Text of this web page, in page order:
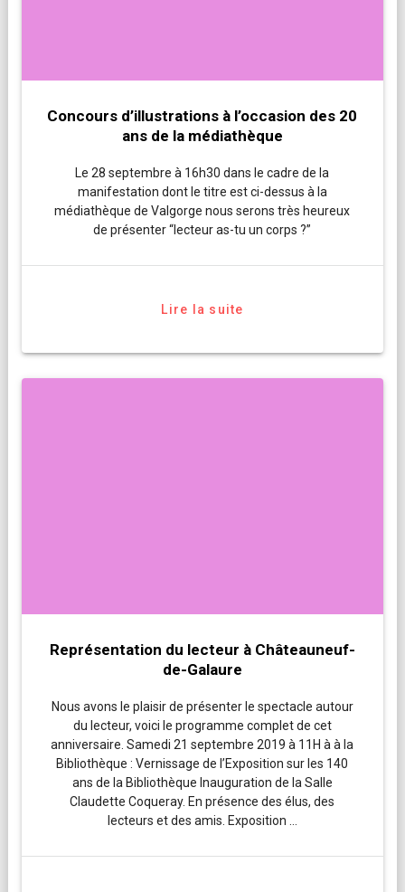
Concours d’illustrations à l’occasion des 20
ans de la médiathèque
Le 28 septembre à 16h30 dans le cadre de la
manifestation dont le titre est ci-dessus à la
médiathèque de Valgorge nous serons très heureux
de présenter “lecteur as-tu un corps ?”
Lire la suite
Représentation du lecteur à Châteauneuf-
de-Galaure
Nous avons le plaisir de présenter le spectacle autour
du lecteur, voici le programme complet de cet
anniversaire. Samedi 21 septembre 2019 à 11H à à la
Bibliothèque : Vernissage de l’Exposition sur les 140
ans de la Bibliothèque Inauguration de la Salle
Claudette Coqueray. En présence des élus, des
lecteurs et des amis. Exposition …